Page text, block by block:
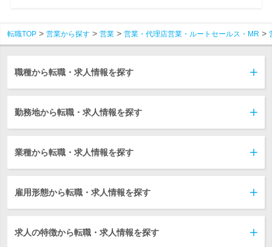
転職TOP 営業から探す 営業 営業・代理店営業・ルートセールス・MR
職種から転職・求人情報を探す
勤務地から転職・求人情報を探す
業種から転職・求人情報を探す
雇用形態から転職・求人情報を探す
求人の特徴から転職・求人情報を探す